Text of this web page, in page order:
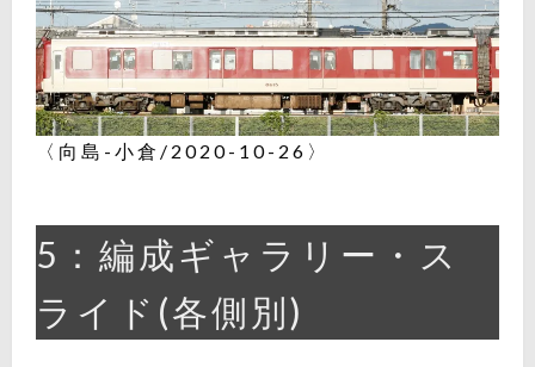
〈向島-小倉/2020-10-26〉
5：編成ギャラリー・ス
ライド(各側別)